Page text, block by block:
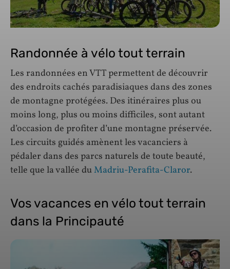
Randonnée à vélo tout terrain
Les randonnées en VTT permettent de découvrir
des endroits cachés paradisiaques dans des zones
de montagne protégées. Des itinéraires plus ou
moins long, plus ou moins difficiles, sont autant
d’occasion de profiter d’une montagne préservée.
Les circuits guidés amènent les vacanciers à
pédaler dans des parcs naturels de toute beauté,
telle que la vallée duMadriu-Perafita-Claror.
Vos vacances en vélo tout terrain
dans la Principauté